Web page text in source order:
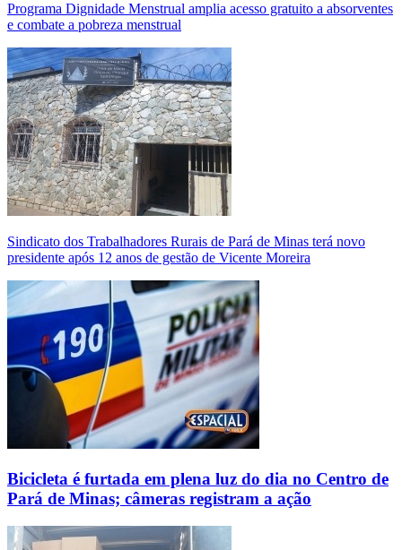
Programa Dignidade Menstrual amplia acesso gratuito a absorventes
e combate a pobreza menstrual
Sindicato dos Trabalhadores Rurais de Pará de Minas terá novo
presidente após 12 anos de gestão de Vicente Moreira
Bicicleta é furtada em plena luz do dia no Centro de
Pará de Minas; câmeras registram a ação